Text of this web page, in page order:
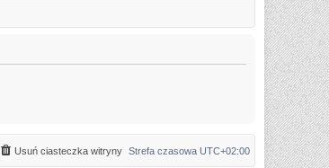
Strefa czasowa UTC+02:00
Usuń ciasteczka witryny